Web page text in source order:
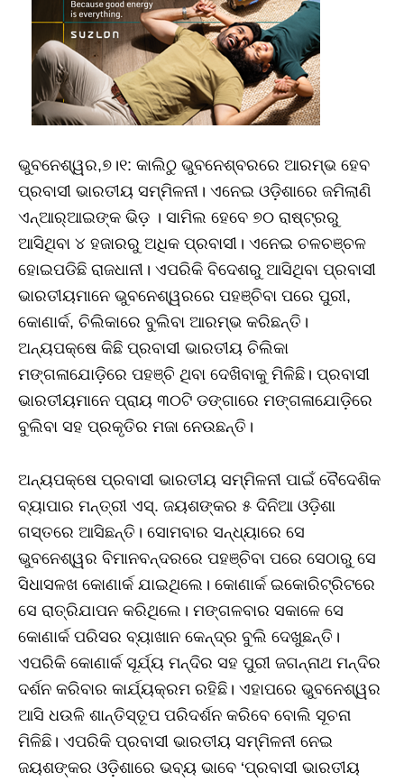
ଭୁବନେଶ୍ୱର,୭।୧: କାଲିଠୁ ଭୁବନେଶ୍ବରରେ ଆରମ୍ଭ ହେବ
ପ୍ରବାସୀ ଭାରତୀୟ ସମ୍ମିଳନୀ। ଏନେଇ ଓଡ଼ିଶାରେ ଜମିଲାଣି
ଏନ୍‌ଆର୍‌ଆଇଙ୍କ ଭିଡ଼ । ସାମିଲ ହେବେ ୭୦ ରାଷ୍ଟ୍ରରୁ
ଆସିଥିବା ୪ ହଜାରରୁ ଅଧିକ ପ୍ରବାସୀ। ଏନେଇ ଚଳଚଞ୍ଚଳ
ହୋଇପଡିଛି ରାଜଧାନୀ। ଏପରିକି ବିଦେଶରୁ ଆସିଥିବା ପ୍ରବାସୀ
ଭାରତୀୟମାନେ ଭୁବନେଶ୍ୱରରେ ପହଞ୍ଚିବା ପରେ ପୁରୀ,
କୋଣାର୍କ, ଚିଲିକାରେ ବୁଲିବା ଆରମ୍ଭ କରିଛନ୍ତି।
ଅନ୍ୟପକ୍ଷେ କିଛି ପ୍ରବାସୀ ଭାରତୀୟ ଚିଲିକା
ମଙ୍ଗଳାଯୋଡ଼ିରେ ପହଞ୍ଚି ଥିବା ଦେଖିବାକୁ ମିଳିଛି। ପ୍ରବାସୀ
ଭାରତୀୟମାନେ ପ୍ରାୟ ୩୦ଟି ଡଙ୍ଗାରେ ମଙ୍ଗଳାଯୋଡ଼ିରେ
ବୁଲିବା ସହ ପ୍ରକୃତିର ମଜା ନେଉଛନ୍ତି।
ଅନ୍ୟପକ୍ଷେ ପ୍ରବାସୀ ଭାରତୀୟ ସମ୍ମିଳନୀ ପାଇଁ ବୈଦେଶିକ
ବ୍ୟାପାର ମନ୍ତ୍ରୀ ଏସ୍‌. ଜୟଶଙ୍କର ୫ ଦିନିଆ ଓଡ଼ିଶା
ଗସ୍ତରେ ଆସିଛନ୍ତି। ସୋମବାର ସନ୍ଧ୍ୟାରେ ସେ
ଭୁବନେଶ୍ୱର ବିମାନବନ୍ଦରରେ ପହଞ୍ଚିବା ପରେ ସେଠାରୁ ସେ
ସିଧାସଳଖ କୋଣାର୍କ ଯାଇଥିଲେ। କୋଣାର୍କ ଇକୋରିଟ୍ରିଟରେ
ସେ ରାତ୍ରିଯାପନ କରିଥିଲେ। ମଙ୍ଗଳବାର ସକାଳେ ସେ
କୋଣାର୍କ ପରିସର ବ୍ୟାଖାନ କେନ୍ଦ୍ର ବୁଲି ଦେଖୁଛନ୍ତି।
ଏପରିକି କୋଣାର୍କ ସୂର୍ଯ୍ୟ ମନ୍ଦିର ସହ ପୁରୀ ଜଗନ୍ନାଥ ମନ୍ଦିର
ଦର୍ଶନ କରିବାର କାର୍ଯ୍ୟକ୍ରମ ରହିଛି। ଏହାପରେ ଭୁବନେଶ୍ୱର
ଆସି ଧଉଳି ଶାନ୍ତିସ୍ତୂପ ପରିଦର୍ଶନ କରିବେ ବୋଲି ସୂଚନା
ମିଳିଛି। ଏପରିକି ପ୍ରବାସୀ ଭାରତୀୟ ସମ୍ମିଳନୀ ନେଇ
ଜୟଶଙ୍କର ଓଡ଼ିଶାରେ ଭବ୍ୟ ଭାବେ ‘ପ୍ରବାସୀ ଭାରତୀୟ